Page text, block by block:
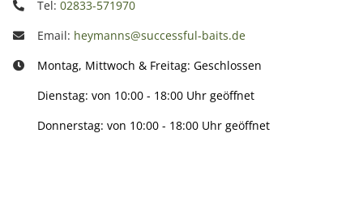
Tel: 02833-571970
Email: heymanns@successful-baits.de
Montag, Mittwoch & Freitag: Geschlossen
Dienstag: von 10:00 - 18:00 Uhr geöffnet
Donnerstag: von 10:00 - 18:00 Uhr geöffnet